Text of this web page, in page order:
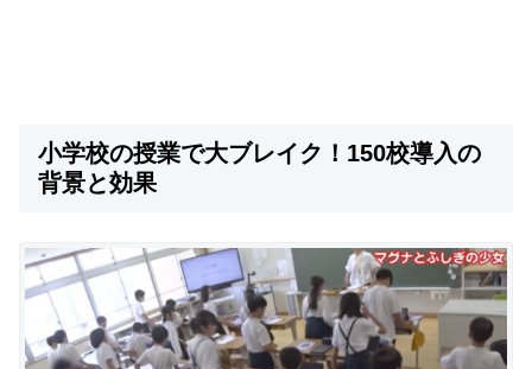
小学校の授業で大ブレイク！150校導入の
背景と効果